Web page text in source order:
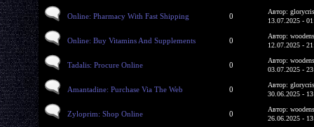
Online: Pharmacy With Fast Shipping 0
Автор:
13.07.2025 -
Online: Buy Vitamins And Supplements 0
Автор:
12.07.2025 -
Tadalis: Procure Online 0
Автор:
03.07.2025 -
Amantadine: Purchase Via The Web 0
Автор:
30.06.2025 -
Zyloprim: Shop Online 0
Автор:
26.06.2025 -